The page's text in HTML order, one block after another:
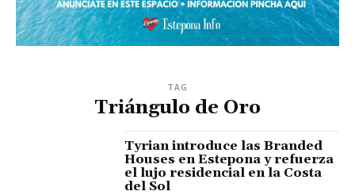
TAG
Triángulo de Oro
Tyrian introduce las Branded
Houses en Estepona y refuerza
el lujo residencial en la Costa
del Sol